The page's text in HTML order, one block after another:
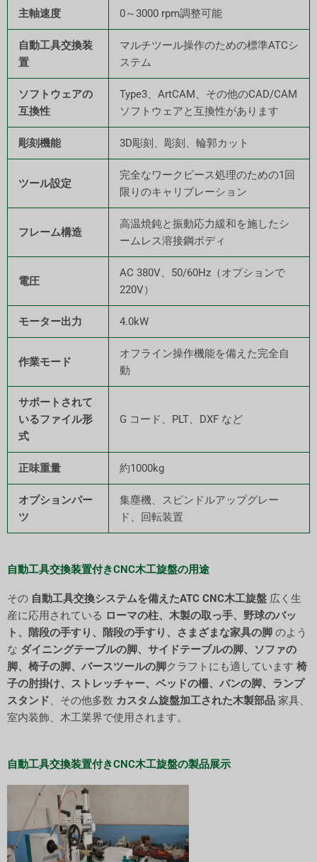
主軸速度 0～3000 rpm調整可能
自動工具交換装
置
マルチツール操作のための標準ATCシ
ステム
ソフトウェアの
互換性
Type3、ArtCAM、その他のCAD/CAM
ソフトウェアと互換性があります
彫刻機能 3D彫刻、彫刻、輪郭カット
ツール設定
完全なワークピース処理のための1回
限りのキャリブレーション
フレーム構造
高温焼鈍と振動応力緩和を施したシ
ームレス溶接鋼ボディ
電圧
AC 380V、50/60Hz（オプションで
220V）
モーター出力 4.0kW
作業モード
オフライン操作機能を備えた完全自
動
サポートされて
いるファイル形
式
G コード、PLT、DXF など
正味重量 約1000kg
オプションパー
ツ
集塵機、スピンドルアップグレー
ド、回転装置
自動工具交換装置付きCNC木工旋盤の用途
ChatGPT
说：
その 自動工具交換システムを備えたATC CNC木工旋盤 広く生
産に応用されている ローマの柱、木製の取っ手、野球のバッ
ト、階段の手すり、階段の手すり、さまざまな家具の脚 のよう
な ダイニングテーブルの脚、サイドテーブルの脚、ソファの
脚、椅子の脚、バースツールの脚クラフトにも適しています 椅
子の肘掛け、ストレッチャー、ベッドの柵、バンの脚、ランプ
スタンド、その他多数 カスタム旋盤加工された木製部品 家具、
室内装飾、木工業界で使用されます。
自動工具交換装置付きCNC木工旋盤の製品展示